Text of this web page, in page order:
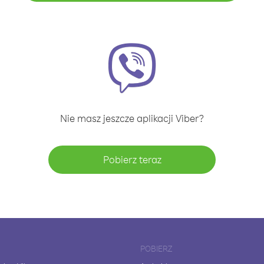
Nie masz jeszcze aplikacji Viber?
Pobierz teraz
POBIERZ